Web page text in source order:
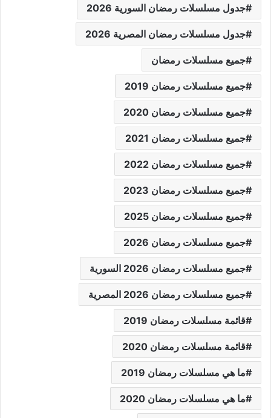
جدول مسلسلات رمضان السورية 2026
جدول مسلسلات رمضان المصرية 2026
جميع مسلسلات رمضان
جميع مسلسلات رمضان 2019
جميع مسلسلات رمضان 2020
جميع مسلسلات رمضان 2021
جميع مسلسلات رمضان 2022
جميع مسلسلات رمضان 2023
جميع مسلسلات رمضان 2025
جميع مسلسلات رمضان 2026
جميع مسلسلات رمضان 2026 السورية
جميع مسلسلات رمضان 2026 المصرية
قائمة مسلسلات رمضان 2019
قائمة مسلسلات رمضان 2020
ما هي مسلسلات رمضان 2019
ما هي مسلسلات رمضان 2020